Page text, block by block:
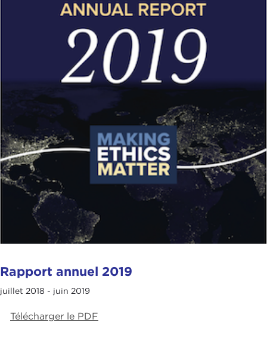
Rapport annuel 2019
juillet 2018 - juin 2019
Télécharger le PDF